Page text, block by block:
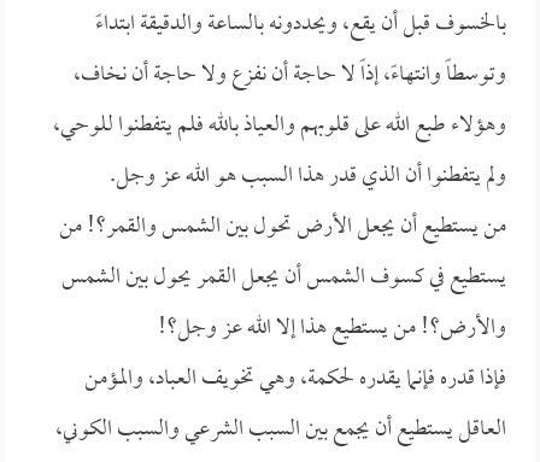
بالخسوف قبل أن يقع، ويحددونه بالساعة والدقيقة ابتداءً
وتوسطاً وانتهاءً، إذاً لا حاجة أن نفزع ولا حاجة أن نخاف،
وهؤلاء طبع الله على قلوبهم والعياذ بالله فلم يتفطنوا للوحي،
ولم يتفطنوا أن الذي قدر هذا السبب هو الله عز وجل.
من يستطيع أن يجعل الأرض تحول بين الشمس والقمر؟! من
يستطيع في كسوف الشمس أن يجعل القمر يحول بين الشمس
والأرض؟! من يستطيع هذا إلا الله عز وجل؟!
فإذا قدره فإنما يقدره لحكمة، وهي تخويف العباد، والمؤمن
العاقل يستطيع أن يجمع بين السبب الشرعي والسبب الكوني،